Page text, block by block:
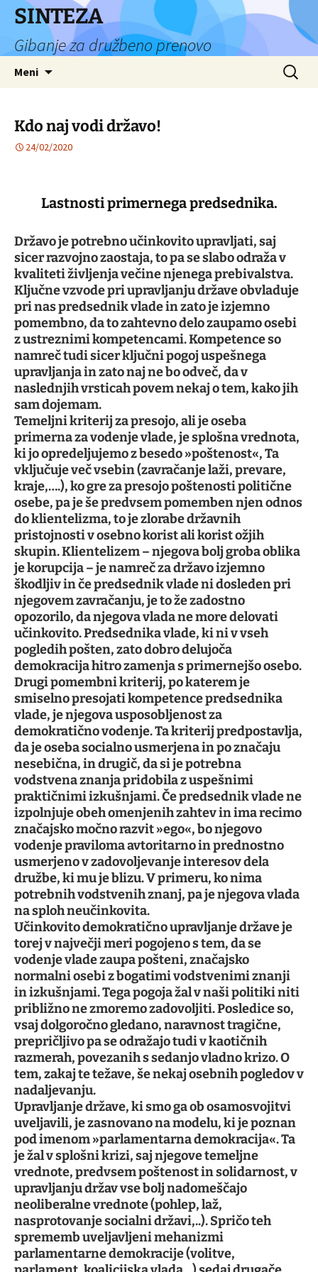
Preskoči
vsebino
SINTEZA
Gibanje za družbeno prenovo
Meni Išči:
Kdo naj vodi državo!
24/02/2020
Lastnosti primernega predsednika.
Državo je potrebno učinkovito upravljati, saj
sicer razvojno zaostaja, to pa se slabo odraža v
kvaliteti življenja večine njenega prebivalstva.
Ključne vzvode pri upravljanju države obvladuje
pri nas predsednik vlade in zato je izjemno
pomembno, da to zahtevno delo zaupamo osebi
z ustreznimi kompetencami. Kompetence so
namreč tudi sicer ključni pogoj uspešnega
upravljanja in zato naj ne bo odveč, da v
naslednjih vrsticah povem nekaj o tem, kako jih
sam dojemam.
Temeljni kriterij za presojo, ali je oseba
primerna za vodenje vlade, je splošna vrednota,
ki jo opredeljujemo z besedo »poštenost«, Ta
vključuje več vsebin (zavračanje laži, prevare,
kraje,….), ko gre za presojo poštenosti politične
osebe, pa je še predvsem pomemben njen odnos
do klientelizma, to je zlorabe državnih
pristojnosti v osebno korist ali korist ožjih
skupin. Klientelizem – njegova bolj groba oblika
je korupcija – je namreč za državo izjemno
škodljiv in če predsednik vlade ni dosleden pri
njegovem zavračanju, je to že zadostno
opozorilo, da njegova vlada ne more delovati
učinkovito. Predsednika vlade, ki ni v vseh
pogledih pošten, zato dobro delujoča
demokracija hitro zamenja s primernejšo osebo.
Drugi pomembni kriterij, po katerem je
smiselno presojati kompetence predsednika
vlade, je njegova usposobljenost za
demokratično vodenje. Ta kriterij predpostavlja,
da je oseba socialno usmerjena in po značaju
nesebična, in drugič, da si je potrebna
vodstvena znanja pridobila z uspešnimi
praktičnimi izkušnjami. Če predsednik vlade ne
izpolnjuje obeh omenjenih zahtev in ima recimo
značajsko močno razvit »ego«, bo njegovo
vodenje praviloma avtoritarno in prednostno
usmerjeno v zadovoljevanje interesov dela
družbe, ki mu je blizu. V primeru, ko nima
potrebnih vodstvenih znanj, pa je njegova vlada
na sploh neučinkovita.
Učinkovito demokratično upravljanje države je
torej v največji meri pogojeno s tem, da se
vodenje vlade zaupa pošteni, značajsko
normalni osebi z bogatimi vodstvenimi znanji
in izkušnjami. Tega pogoja žal v naši politiki niti
približno ne zmoremo zadovoljiti. Posledice so,
vsaj dolgoročno gledano, naravnost tragične,
prepričljivo pa se odražajo tudi v kaotičnih
razmerah, povezanih s sedanjo vladno krizo. O
tem, zakaj te težave, še nekaj osebnih pogledov v
nadaljevanju.
Upravljanje države, ki smo ga ob osamosvojitvi
uveljavili, je zasnovano na modelu, ki je poznan
pod imenom »parlamentarna demokracija«. Ta
je žal v splošni krizi, saj njegove temeljne
vrednote, predvsem poštenost in solidarnost, v
upravljanju držav vse bolj nadomeščajo
neoliberalne vrednote (pohlep, laž,
nasprotovanje socialni državi,..). Spričo teh
sprememb uveljavljeni mehanizmi
parlamentarne demokracije (volitve,